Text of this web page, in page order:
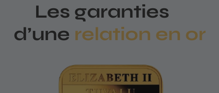
Les garanties
d’une relation en or